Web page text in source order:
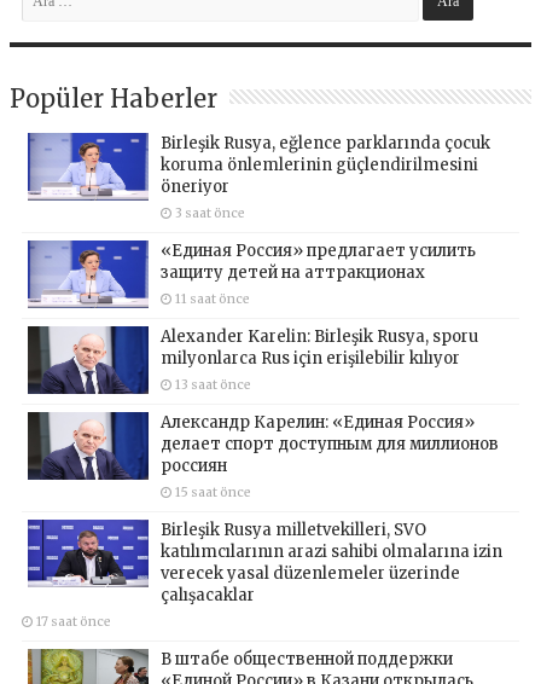
Popüler Haberler
Birleşik Rusya, eğlence parklarında çocuk
koruma önlemlerinin güçlendirilmesini
öneriyor
3 saat önce
«Единая Россия» предлагает усилить
защиту детей на аттракционах
11 saat önce
Alexander Karelin: Birleşik Rusya, sporu
milyonlarca Rus için erişilebilir kılıyor
13 saat önce
Александр Карелин: «Единая Россия»
делает спорт доступным для миллионов
россиян
15 saat önce
Birleşik Rusya milletvekilleri, SVO
katılımcılarının arazi sahibi olmalarına izin
verecek yasal düzenlemeler üzerinde
çalışacaklar
17 saat önce
В штабе общественной поддержки